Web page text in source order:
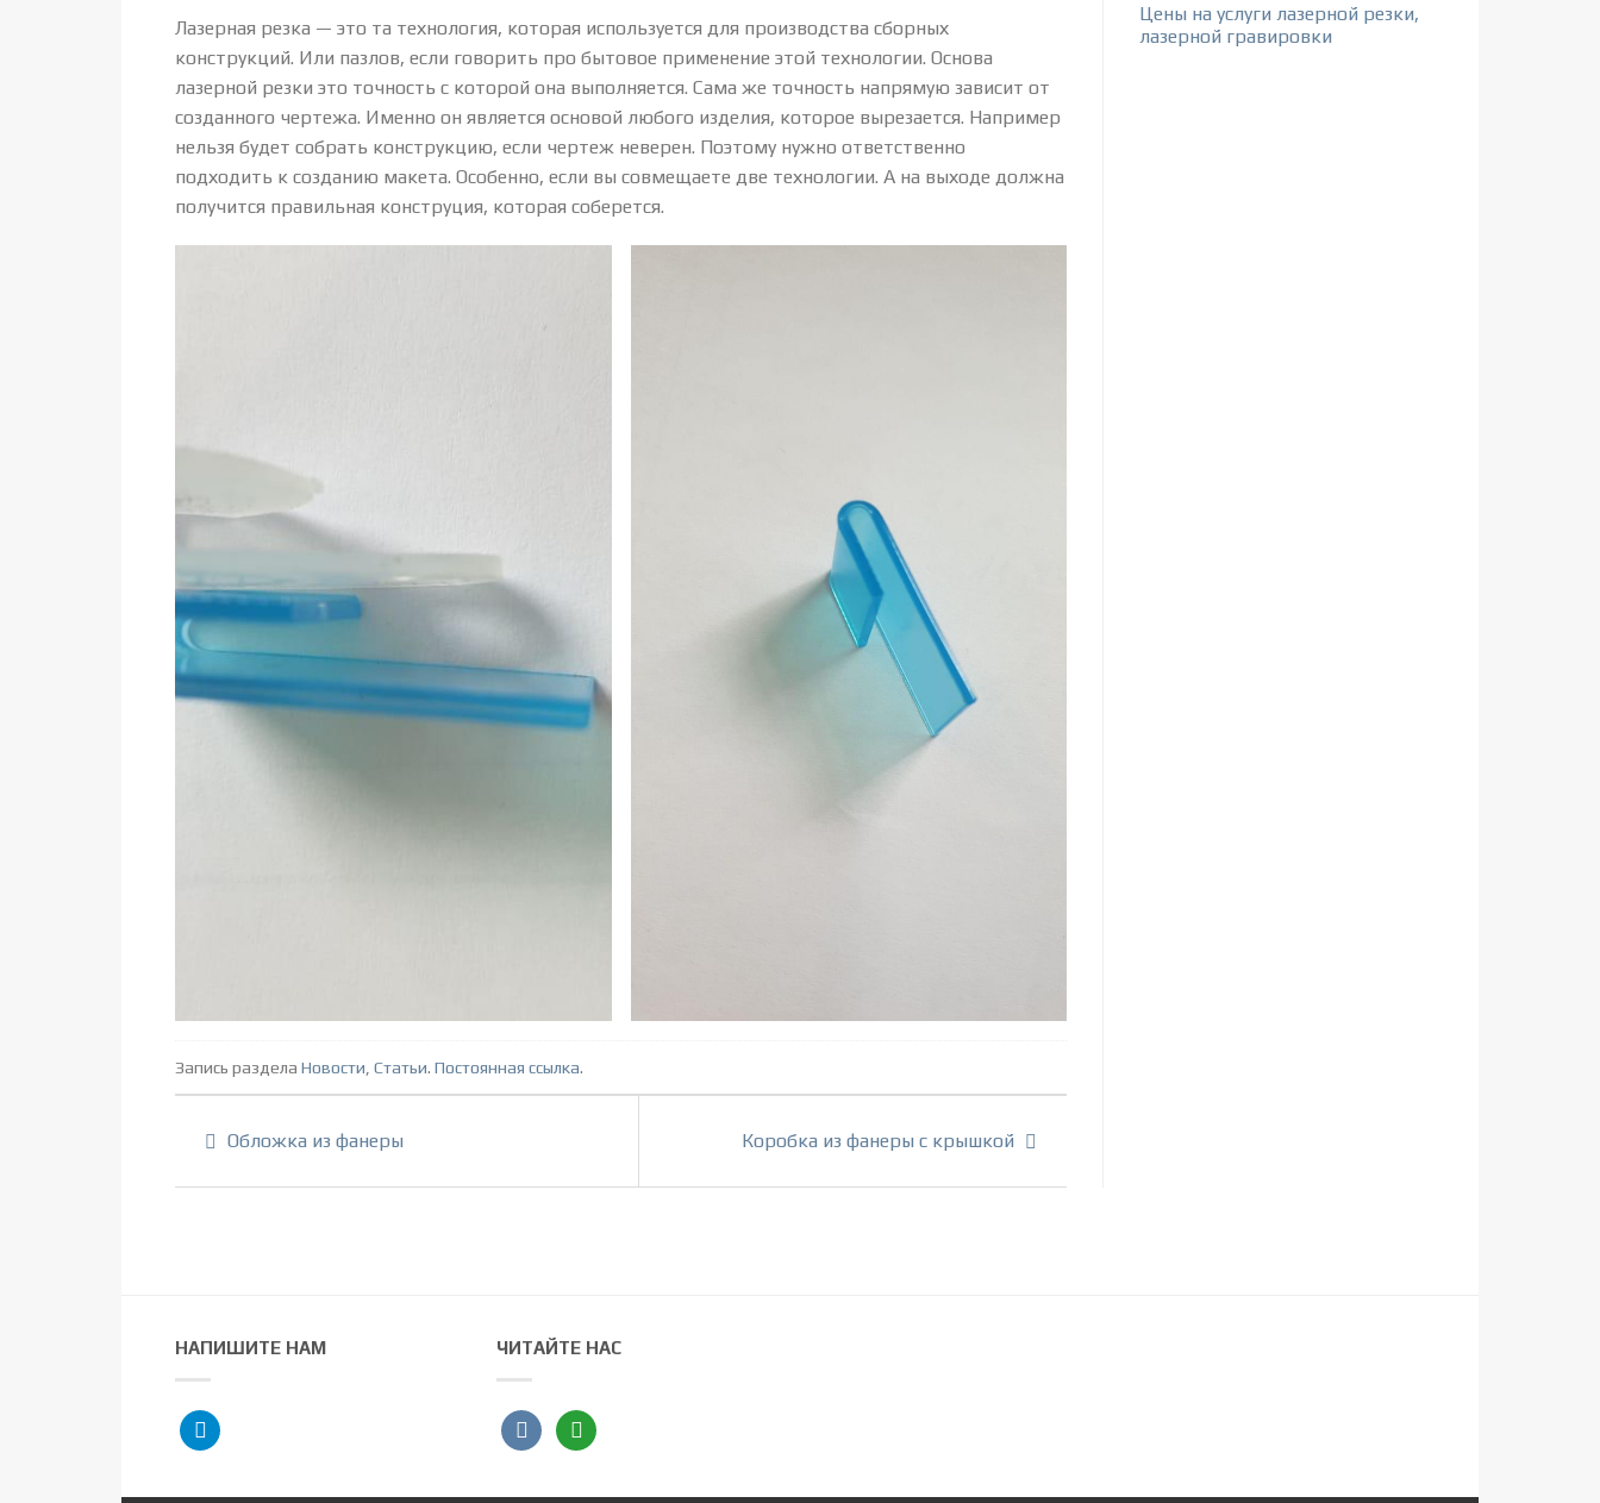
Лазерная резка — это та технология, которая используется для производства сборных
конструкций. Или пазлов, если говорить про бытовое применение этой технологии. Основа
лазерной резки это точность с которой она выполняется. Сама же точность напрямую зависит от
созданного чертежа. Именно он является основой любого изделия, которое вырезается. Например
нельзя будет собрать конструкцию, если чертеж неверен. Поэтому нужно ответственно
подходить к созданию макета. Особенно, если вы совмещаете две технологии. А на выходе должна
получится правильная конструция, которая соберется.
Запись раздела Новости Статьи. Постоянная ссылка.
Обложка из фанеры Коробка из фанеры с крышкой
Цены на услуги лазерной резки,
лазерной гравировки
НАПИШИТЕ НАМ
telegram
ЧИТАЙТЕ НАС
vkontakteangieslist